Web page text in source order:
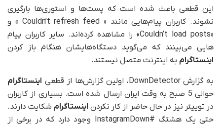
این قطعی باعث شده است که پست‌ها و استوری‌ها بارگیری
نشوند. کاربران پیام‌هایی مانند « Couldn’t refresh feed » و
«Couldn’t load posts» را مشاهده کرده‌اند. سایر کاربران پیام
هایی می‌بینند که می‌گوید دستگاه‌هایشان هنگام باز کردن
اینستاگرام به اینترنت متصل نیستند.
به گزارش DownDetector، اولین گزارش‌ها از قطعی
اینستاگرام
حوالی 5 صبح به وقت ایران ارسال شده است. بسیاری از کاربران
در توییتر نیز در حال حاضر از کار نکردن اینستاگرام شکایت دارند.
حتی یک هشتگ #InstagramDown وجود دارد که در برخی از